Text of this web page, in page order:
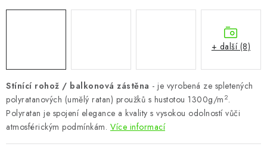
OSTATNÍ
VÝPRODEJ
Vše o nákupu Info
Reklamace a odstoupení od smlouvy
Kontakty
Bonusový program NBM+ Blog
Stínící rohož / balkonová zástěna - je vyrobená ze spletených
polyratanových (umělý ratan) proužků s hustotou 1300g/m 2.
Polyratan je spojení elegance a kvality s vysokou odolností vůči
atmosférickým podmínkám. Více informací
+ další (8)